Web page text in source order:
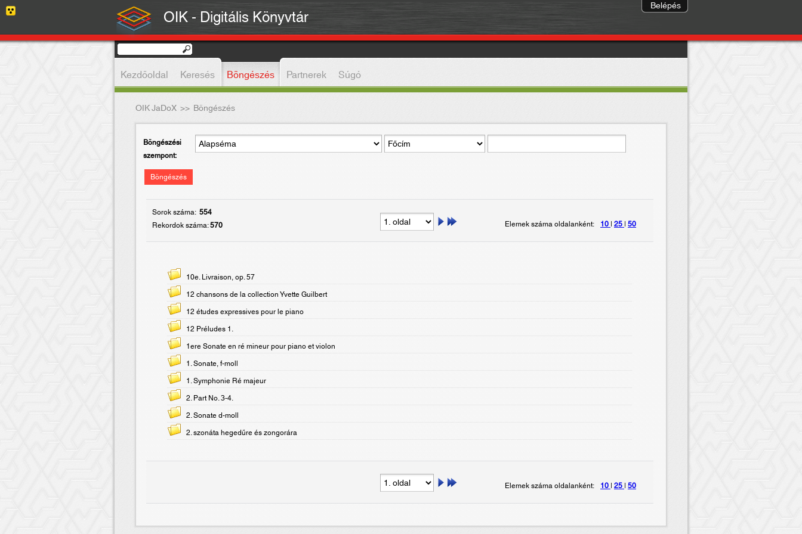
OIK - Digitális Könyvtár
Kezdőoldal Keresés Böngészés Partnerek Súgó
OIK JaDoX >> Böngészés
Belépés
Böngészési
szempont:
Böngészés
Sorok száma: 554
Rekordok száma:570 Elemek száma oldalanként: 10|25|50
10e. Livraison, op. 57
12 chansons de la collection Yvette Guilbert
12 études expressives pour le piano
12 Préludes 1.
1ere Sonate en ré mineur pour piano et violon
1. Sonate, f-moll
1. Symphonie Ré majeur
2. Part No. 3-4.
2. Sonate d-moll
2. szonáta hegedűre és zongorára
Elemek száma oldalanként: 10|25|50